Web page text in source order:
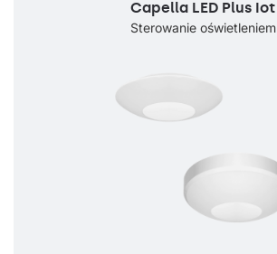
Capella LED Plus Iot
Sterowanie oświetleniem